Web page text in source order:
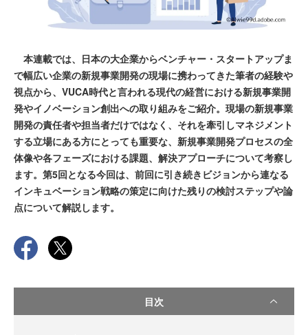
本連載では、日本の大企業からベンチャー・スタートアップま
で幅広い企業の新規事業開発の現場に携わってきた筆者の経験や
視点から、VUCA時代と言われる現代の経営における新規事業開
発やイノベーション創出への取り組みをご紹介。現場の新規事業
開発の責任者や担当者だけではなく、それを牽引しマネジメント
する立場にある方にとっても重要な、新規事業開発プロセスの全
体像や各フェーズにおける課題、解決アプローチについて考察し
ます。第5回となる今回は、前回に引き続きビジョンから連なる
インキュベーション戦略の策定に向けた残りの検討ステップや論
点について解説します。
目次